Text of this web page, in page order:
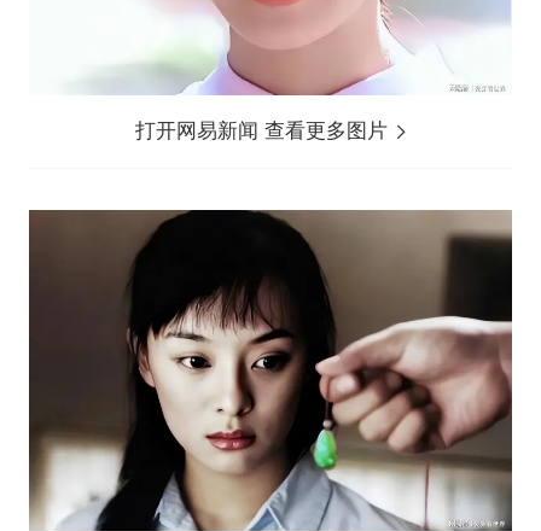
打开网易新闻 查看更多图片